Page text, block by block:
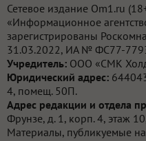
Сетевое издание Om1.ru
«Информационное
зарегистрированы
31.03.2022, ИА № ФС77-
Учредитель: ООО «СМК
Юридический адрес:
4, помещ. 50П.
Адрес редакции и отдела
Фрунзе, д. 1, корп. 4, этаж
Материалы, публикуемые на